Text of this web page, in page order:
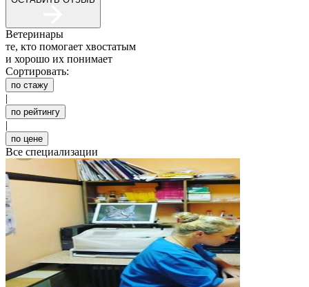
Ветеринары
те, кто помогает хвостатым
и хорошо их понимает
Сортировать:
по стажу
|
по рейтингу
|
по цене
Все специализации